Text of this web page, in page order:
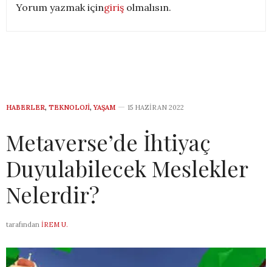
Yorum yazmak içingiriş olmalısın.
HABERLER, TEKNOLOJI, YAŞAM 15 HAZIRAN 2022
Metaverse’de İhtiyaç
Duyulabilecek Meslekler
Nelerdir?
tarafından İREM U.